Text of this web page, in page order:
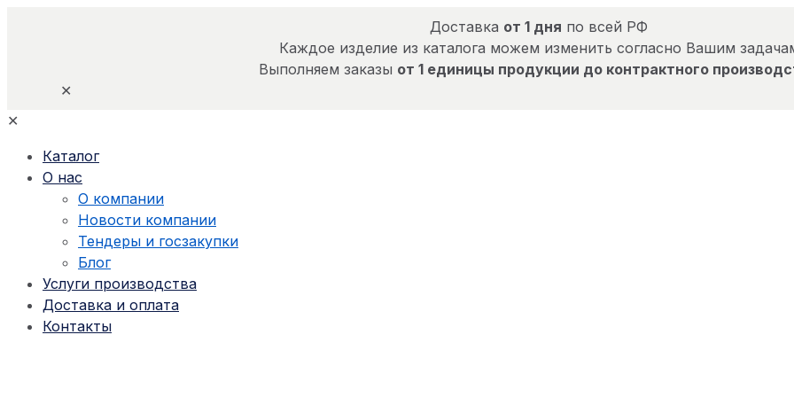
Доставка от 1 дня по всей РФ
Каждое изделие из каталога можем изменить согласно Вашим
Выполняем заказы от 1 единицы продукции до контрактного
✕
✕
Каталог
О нас
О компании
Новости компании
Тендеры и госзакупки
Блог
Услуги производства
Доставка и оплата
Контакты